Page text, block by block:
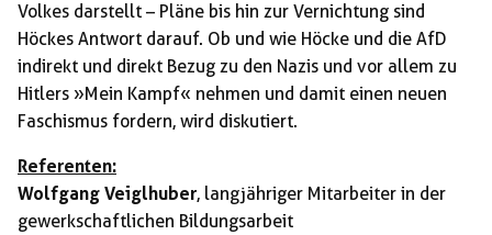
Volkes darstellt – Pläne bis hin zur Vernichtung sind
Höckes Antwort darauf. Ob und wie Höcke und die AfD
indirekt und direkt Bezug zu den Nazis und vor allem zu
Hitlers »Mein Kampf« nehmen und damit einen neuen
Faschismus fordern, wird diskutiert.
Referenten:
Wolfgang Veiglhuber, langjähriger Mitarbeiter in der
gewerkschaftlichen Bildungsarbeit